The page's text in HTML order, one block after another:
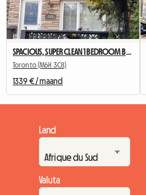
SPACIOUS, SUPER CLEAN 1 BEDROOM BASEMENT APARTMENT FOR RENT
Toronto (M6H 3C8)
1339 € / maand
Land
Valuta